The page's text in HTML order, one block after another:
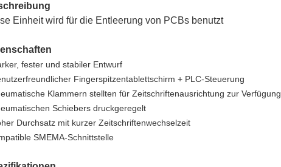
Einheit wird für die Entleerung von PCBs benutzt
fester und stabiler Entwurf
Fingerspitzentablettschirm + PLC-Steuerung
Klammern stellten für Zeitschriftenausrichtung zur Verfügung
Schiebers druckgeregelt
Durchsatz mit kurzer Zeitschriftenwechselzeit
SMEMA-Schnittstelle